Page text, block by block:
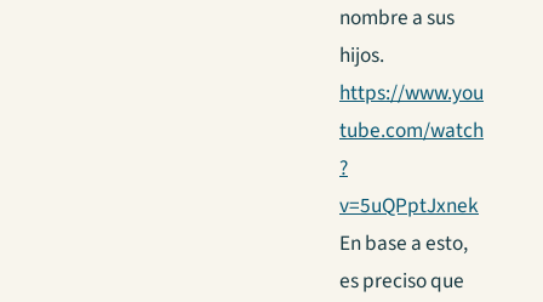
nombre a sus
hijos.
https://www.you
tube.com/watch
?
v=5uQPptJxnek
En base a esto,
es preciso que